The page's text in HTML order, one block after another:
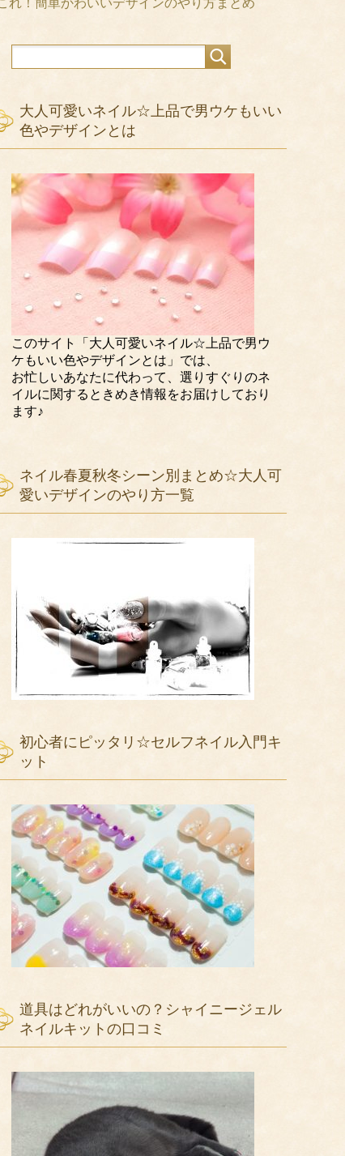
れ！簡単かわいいデザインのやり方まとめ
大人可愛いネイル☆上品で男ウケもいい
色やデザインとは
このサイト「大人可愛いネイル☆上品で男ウ
ケもいい色やデザインとは」では、
お忙しいあなたに代わって、選りすぐりのネ
イルに関するときめき情報をお届けしており
ます♪
ネイル春夏秋冬シーン別まとめ☆大人可
愛いデザインのやり方一覧
初心者にピッタリ☆セルフネイル入門キ
ット
道具はどれがいいの？シャイニージェル
ネイルキットの口コミ